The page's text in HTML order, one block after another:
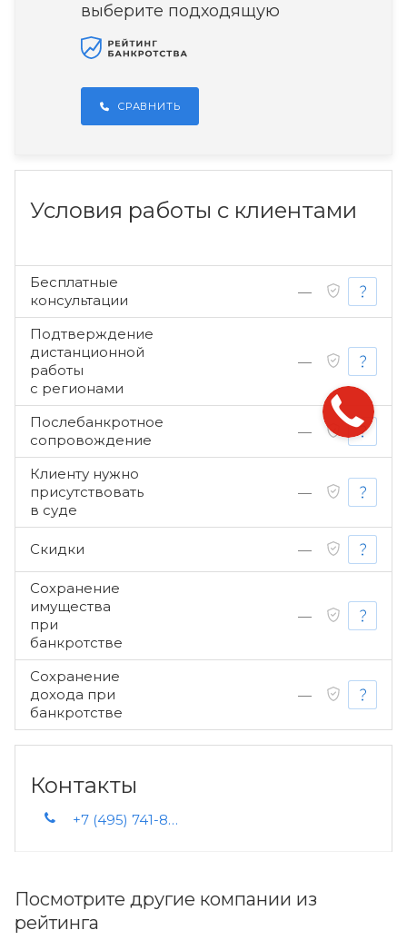
Посмотрите другие компании из
рейтинга
выберите подходящую
СРАВНИТЬ
Условия работы с клиентами
Бесплатные
консультации
—
Подтверждение
дистанционной
работы
с регионами
—
Послебанкротное
сопровождение
—
Клиенту нужно
присутствовать
в суде
—
Скидки —
Сохранение
имущества
при
банкротстве
—
Сохранение
дохода при
банкротстве
—
Контакты
+7 (495) 741-81-30